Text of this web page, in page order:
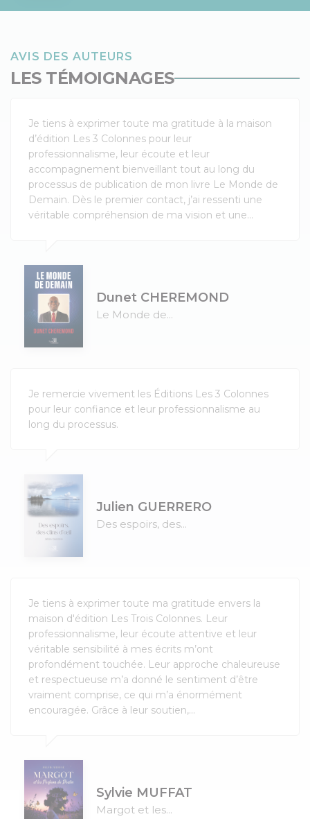
AVIS DES AUTEURS
LES TÉMOIGNAGES
Je tiens à exprimer toute ma gratitude à la maison
d’édition Les 3 Colonnes pour leur
professionnalisme, leur écoute et leur
accompagnement bienveillant tout au long du
processus de publication de mon livre Le Monde de
Demain. Dès le premier contact, j’ai ressenti une
véritable compréhension de ma vision et une...
Dunet CHEREMOND
Le Monde de...
Je remercie vivement les Éditions Les 3 Colonnes
pour leur confiance et leur professionnalisme au
long du processus.
Julien GUERRERO
Des espoirs, des...
Je tiens à exprimer toute ma gratitude envers la
maison d'édition Les Trois Colonnes. Leur
professionnalisme, leur écoute attentive et leur
véritable sensibilité à mes écrits m’ont
profondément touchée. Leur approche chaleureuse
et respectueuse m’a donné le sentiment d’être
vraiment comprise, ce qui m’a énormément
encouragée. Grâce à leur soutien,...
Sylvie MUFFAT
Margot et les...